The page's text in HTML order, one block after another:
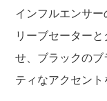
インフルエンサ
リーブセーター
せ、ブラックの
ティなアクセント